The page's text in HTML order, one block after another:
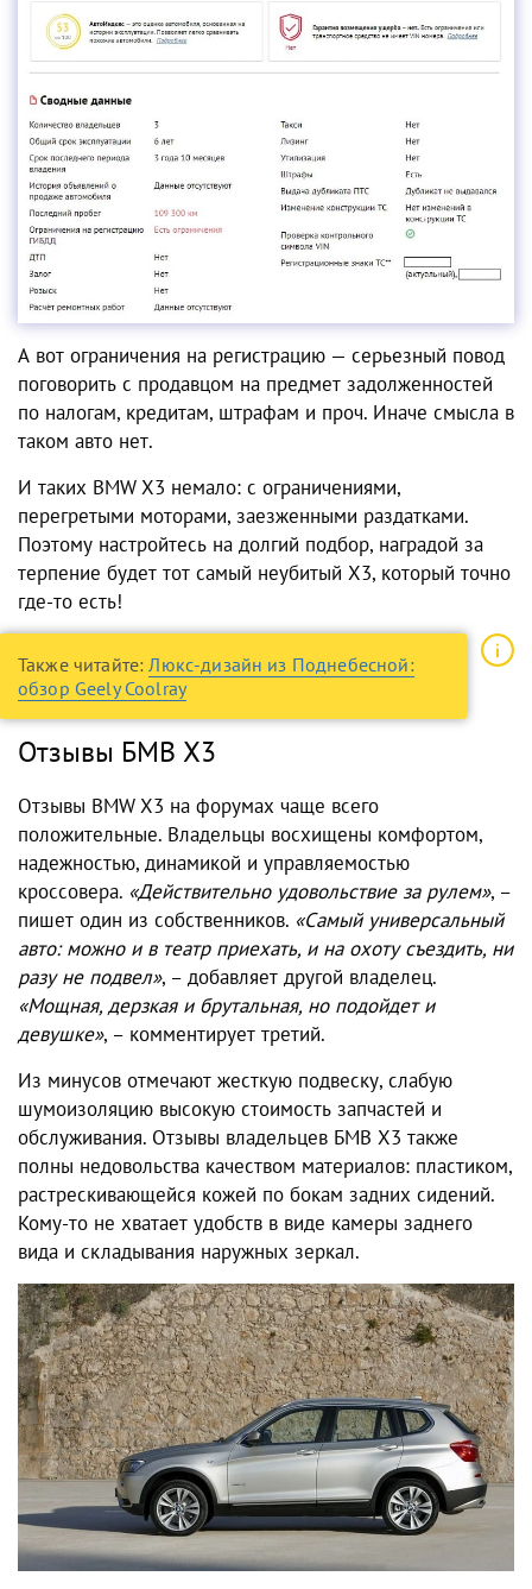
А вот ограничения на регистрацию — серьезный повод
поговорить с продавцом на предмет задолженностей
по налогам, кредитам, штрафам и проч. Иначе смысла в
таком авто нет.
И таких BMW X3 немало: с ограничениями,
перегретыми моторами, заезженными раздатками.
Поэтому настройтесь на долгий подбор, наградой за
терпение будет тот самый неубитый X3, который точно
где-то есть!
Также читайте: Люкс-дизайн из Поднебесной:
обзор Geely Coolray
Отзывы БМВ Х3
Отзывы BMW X3 на форумах чаще всего
положительные. Владельцы восхищены комфортом,
надежностью, динамикой и управляемостью
кроссовера. «Действительно удовольствие за рулем», –
пишет один из собственников. «Самый универсальный
авто: можно и в театр приехать, и на охоту съездить, ни
разу не подвел», – добавляет другой владелец.
«Мощная, дерзкая и брутальная, но подойдет и
девушке», – комментирует третий.
Из минусов отмечают жесткую подвеску, слабую
шумоизоляцию высокую стоимость запчастей и
обслуживания. Отзывы владельцев БМВ Х3 также
полны недовольства качеством материалов: пластиком,
растрескивающейся кожей по бокам задних сидений.
Кому-то не хватает удобств в виде камеры заднего
вида и складывания наружных зеркал.